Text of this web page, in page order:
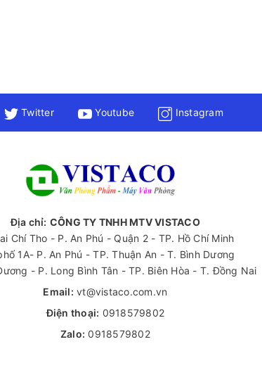
Twitter Youtube Instagram
Địa chỉ: CÔNG TY TNHH MTV VISTACO
Chí Tho - P. An Phú - Quận 2 - TP. Hồ Chí Minh
1A- P. An Phú - TP. Thuận An - T. Bình Dương
- P. Long Bình Tân - TP. Biên Hòa - T. Đồng Nai
Email: vt@vistaco.com.vn
Điện thoại: 0918579802
Zalo: 0918579802